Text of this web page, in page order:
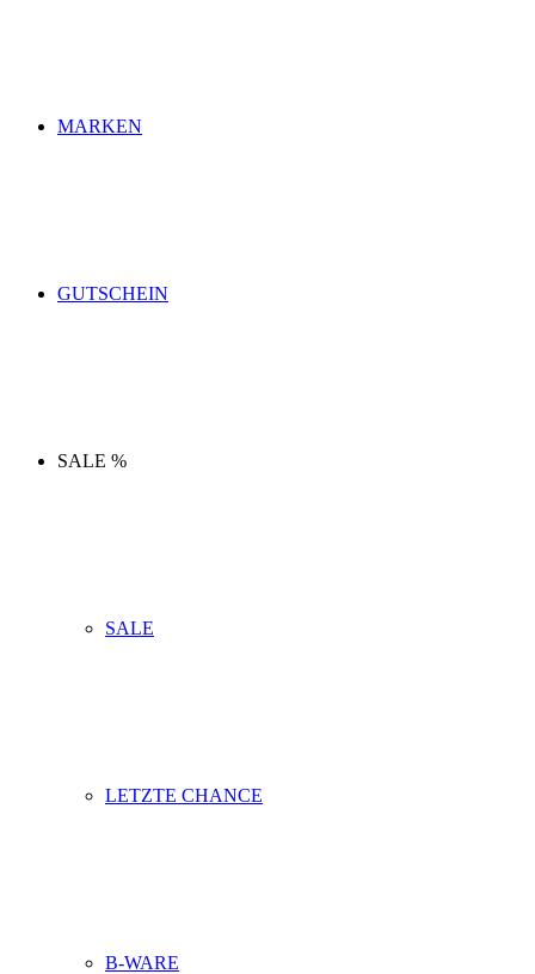
MARKEN
GUTSCHEIN
SALE %
SALE
LETZTE CHANCE
B-WARE